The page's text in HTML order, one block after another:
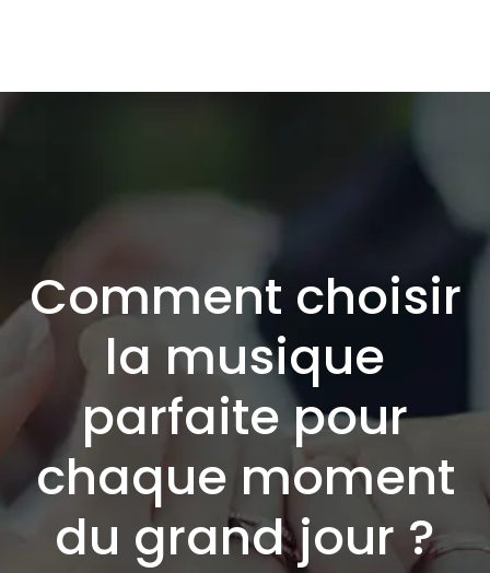
Comment choisir
la musique
parfaite pour
chaque moment
du grand jour ?